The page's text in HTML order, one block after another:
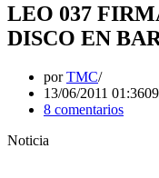
LEO 037
DISCO EN
porTMC
13/06/2011 01:36
8 comentarios
Noticia